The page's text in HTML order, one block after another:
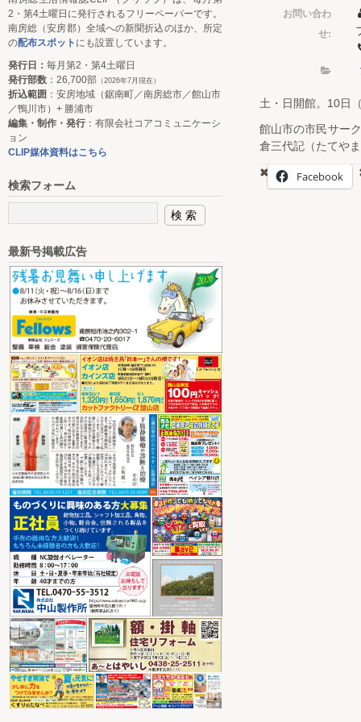
お問い合わ
せ:
土・日開館。10日
館山市の市民サー
倉三代記（たてや
Facebook
2・第4土曜日に発行されるフリーペーパーです。
南房総（安房郡）全域への新聞折込のほか、所定
の配布スポット にも設置しています。
発行日： 毎月第2・第4土曜日
発行部数 ：26,700部 （2026年7月現在）
折込範囲 ：安房地域（鋸南町／南房総市／館山市
／鴨川市）+ 勝浦市
編集・制作・発行：有限会社コアコミュニケーシ
ョン
CLIP媒体資料はこちら
検索フォーム
最新号掲載広告